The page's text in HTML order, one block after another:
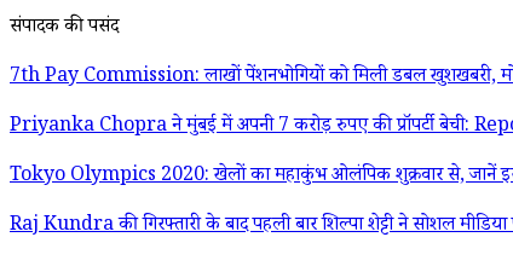
संपादक की पसंद
7th Pay Commission: लाखों पेंशनभोगियों को मिली डबल खुशखबरी,
Priyanka Chopra ने मुंबई में अपनी 7 करोड़ रुपए की प्रॉपर्टी बेची:
Tokyo Olympics 2020: खेलों का महाकुंभ ओलंपिक शुक्रवार से, जानें
Raj Kundra की गिरफ्तारी के बाद पहली बार शिल्पा शेट्टी ने सोशल